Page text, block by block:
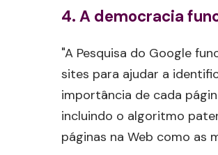
4. A democracia
"A Pesquisa do Google
sites para ajudar a
importância de cada
incluindo o algoritmo
páginas na Web como as